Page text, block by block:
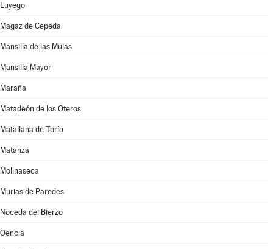
Luyego
Magaz de Cepeda
Mansilla de las Mulas
Mansilla Mayor
Maraña
Matadeón de los Oteros
Matallana de Torío
Matanza
Molinaseca
Murias de Paredes
Noceda del Bierzo
Oencia